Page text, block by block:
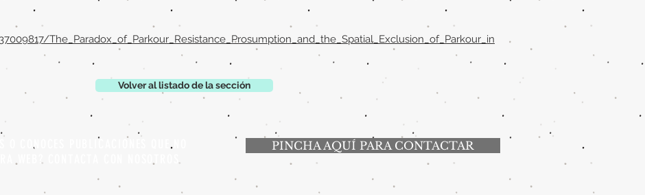
The_Paradox_of_Parkour_Resistance_Prosumption_and_the_Spatial_Exclusion_of_Parkour_in
Volver al listado de la sección
O CONOCES PUBLICACIONES QUE NO
WEB? CONTACTA CON NOSOTROS
PINCHA AQUÍ PARA CONTACTAR